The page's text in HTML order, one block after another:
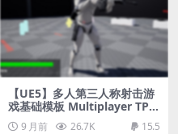
【UE5】多人第三人称射击游
戏基础模板 Multiplayer TPS
Basic9 月前 26.7K 15.5